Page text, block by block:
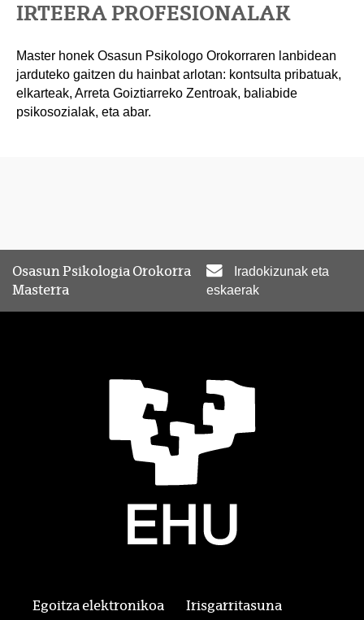
IRTEERA PROFESIONALAK
Master honek Osasun Psikologo Orokorraren lanbidean
jarduteko gaitzen du hainbat arlotan: kontsulta pribatuak,
elkarteak, Arreta Goiztiarreko Zentroak, baliabide
psikosozialak, eta abar.
Osasun Psikologia Orokorra
Masterra
Iradokizunak eta
eskaerak
Egoitza elektronikoa Irisgarritasuna